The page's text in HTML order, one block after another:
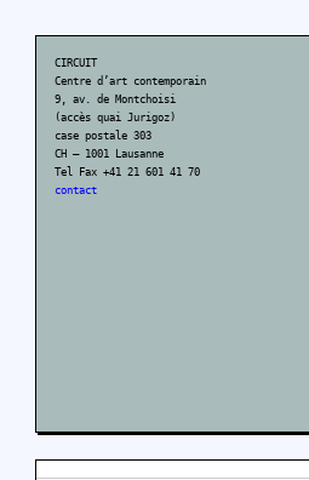
CIRCUIT
Centre d’art contemporain
9, av. de Montchoisi
(accès quai Jurigoz)
case postale 303
CH – 1001 Lausanne
Tel Fax +41 21 601 41 70
contact